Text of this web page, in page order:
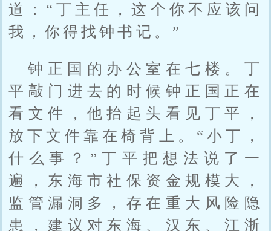
道：“丁主任，这个你不应该问
我，你得找钟书记。”
钟正国的办公室在七楼。丁
平敲门进去的时候钟正国正在
看文件，他抬起头看见丁平，
放下文件靠在椅背上。“小丁，
什么事？”丁平把想法说了一
遍，东海市社保资金规模大，
监管漏洞多，存在重大风险隐
患，建议对东海、汉东、江浙